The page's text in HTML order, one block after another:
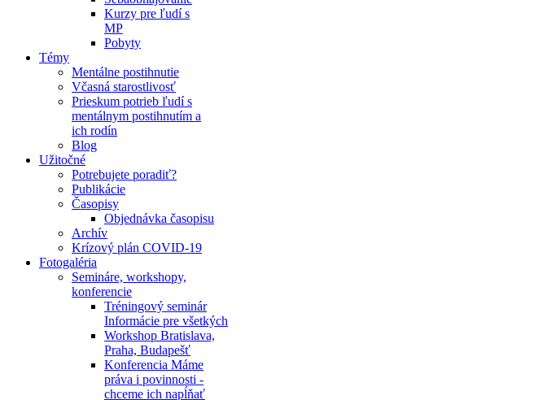
Kurzy pre ľudí s
MP
Pobyty
Témy
Mentálne postihnutie
Včasná starostlivosť
Prieskum potrieb ľudí s
mentálnym postihnutím a
ich rodín
Blog
Užitočné
Potrebujete poradiť?
Publikácie
Časopisy
Objednávka časopisu
Archív
Krízový plán COVID-19
Fotogaléria
Semináre, workshopy,
konferencie
Tréningový seminár
Informácie pre všetkých
Workshop Bratislava,
Praha, Budapešť
Konferencia Máme
práva i povinnosti -
chceme ich napĺňať